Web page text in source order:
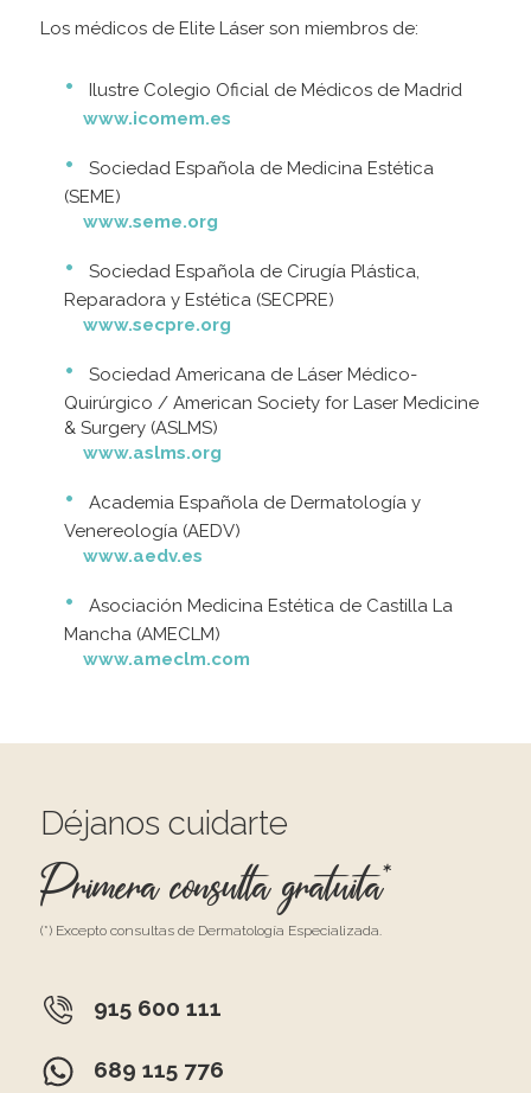
Los médicos de Elite Láser son miembros de:
Ilustre Colegio Oficial de Médicos de Madrid
www.icomem.es
Sociedad Española de Medicina Estética
(SEME)
www.seme.org
Sociedad Española de Cirugía Plástica,
Reparadora y Estética (SECPRE)
www.secpre.org
Sociedad Americana de Láser Médico-
Quirúrgico / American Society for Laser Medicine
& Surgery (ASLMS)
www.aslms.org
Academia Española de Dermatología y
Venereología (AEDV)
www.aedv.es
Asociación Medicina Estética de Castilla La
Mancha (AMECLM)
www.ameclm.com
Déjanos cuidarte
Primera consulta gratuita*
(*) Excepto consultas de Dermatología Especializada.
915 600 111
689 115 776